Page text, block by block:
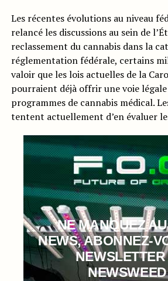
Les récentes évolutions au niveau
relancé les discussions au sein de
reclassement du cannabis dans la
réglementation fédérale, certains
valoir que les lois actuelles de la
pourraient déjà offrir une voie
programmes de cannabis médical.
tentent actuellement d’en évaluer
NE MANQUEZ
NEWS, ABONNEZ-
NEWSLETTER